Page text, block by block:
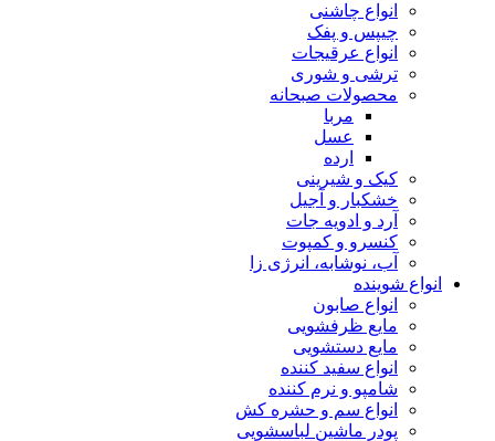
انواع چاشنی
چیپس و پفک
انواع عرقیجات
ترشی و شوری
محصولات صبحانه
مربا
عسل
ارده
کیک و شیرینی
خشکبار و آجیل
آرد و ادویه جات
کنسرو و کمپوت
آب، نوشابه، انرژی زا
انواع شوینده
انواع صابون
مایع ظرفشویی
مایع دستشویی
انواع سفید کننده
شامپو و نرم کننده
انواع سم و حشره کش
پودر ماشین لباسشویی